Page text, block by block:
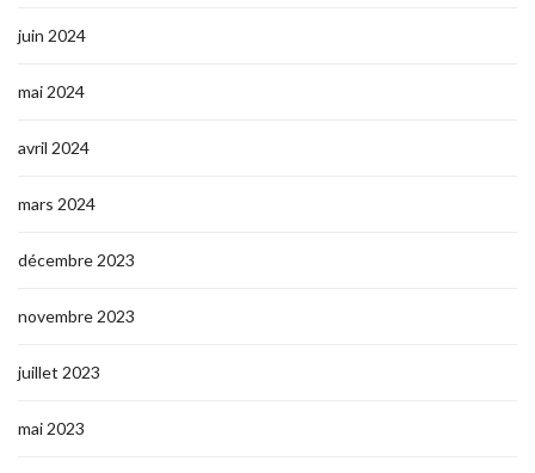
juin 2024
mai 2024
avril 2024
mars 2024
décembre 2023
novembre 2023
juillet 2023
mai 2023